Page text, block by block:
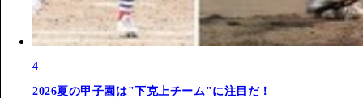
4
2026夏の甲子園は"下克上チーム"に注目だ！